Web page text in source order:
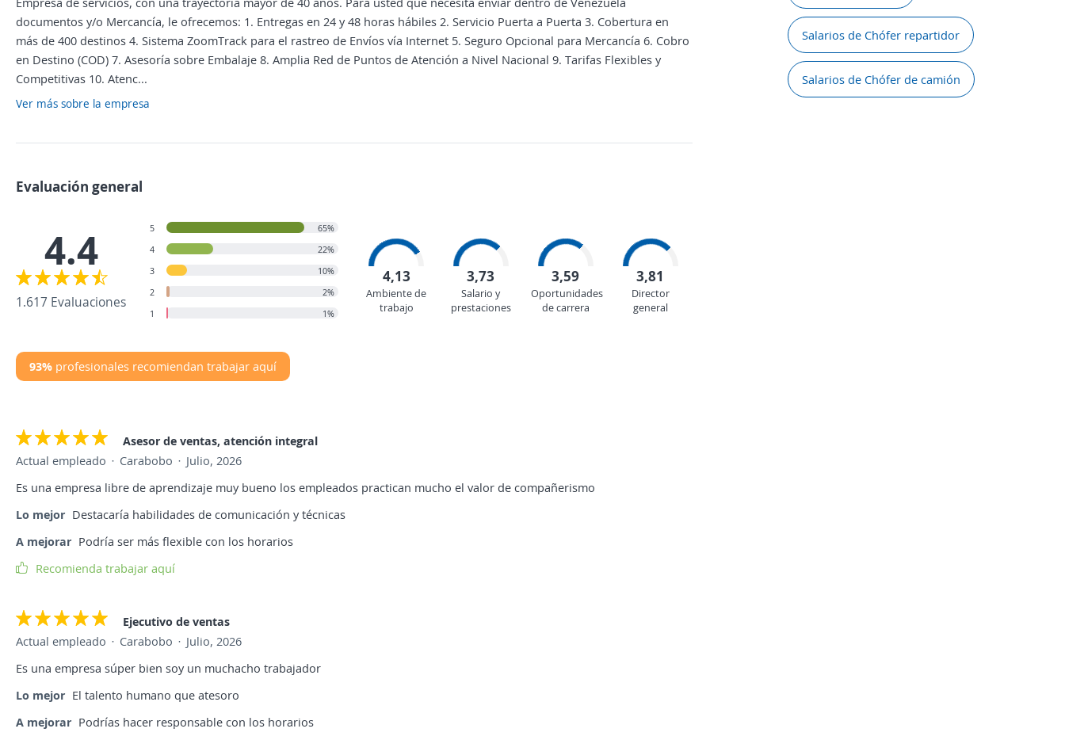
documentos y/o Mercancía, le ofrecemos: 1. Entregas en 24 y 48 horas hábiles 2. Servicio Puerta a Puerta 3. Cobertura en
más de 400 destinos 4. Sistema ZoomTrack para el rastreo de Envíos vía Internet 5. Seguro Opcional para Mercancía 6. Cobro
en Destino (COD) 7. Asesoría sobre Embalaje 8. Amplia Red de Puntos de Atención a Nivel Nacional 9. Tarifas Flexibles y
Competitivas 10. Atenc...
Ver más sobre la empresa
Evaluación general
4.4
1.617 Evaluaciones
5
65%
4
22%
3
10%
2
2%
1
1%
4,13
Ambiente de
trabajo
3,73
Salario y
prestaciones
3,59
Oportunidades
de carrera
3,81
Director
general
93% profesionales recomiendan trabajar aquí
Asesor de ventas, atención integral
Actual empleado
Carabobo
Julio, 2026
Es una empresa libre de aprendizaje muy bueno los empleados practican mucho el valor de compañerismo
Lo mejor Destacaría habilidades de comunicación y técnicas
A mejorar Podría ser más flexible con los horarios
Recomienda trabajar aquí
Ejecutivo de ventas
Actual empleado
Carabobo
Julio, 2026
Es una empresa súper bien soy un muchacho trabajador
Lo mejor El talento humano que atesoro
A mejorar Podrías hacer responsable con los horarios
Salarios de Chófer repartidor
Salarios de Chófer de camión